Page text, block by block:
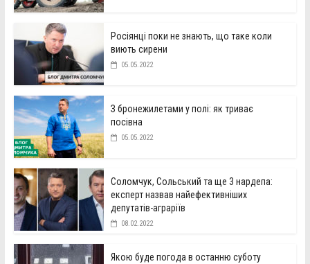
Росіянці поки не знають, що таке коли
виють сирени
05.05.2022
З бронежилетами у полі: як триває
посівна
05.05.2022
Соломчук, Сольський та ще 3 нардепа:
експерт назвав найефективніших
депутатів-аграріїв
08.02.2022
Якою буде погода в останню суботу